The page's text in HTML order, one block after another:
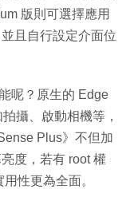
版則可選擇應用
且自行設定介面位
呢？原生的 Edge
攝、啟動相機等，
Plus》不但加
度，若有 root 權
性更為全面。